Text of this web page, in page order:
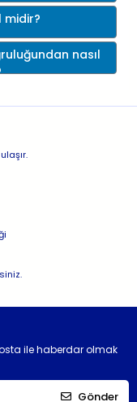
midir?
nasıl
ile haberdar olmak
Gönder